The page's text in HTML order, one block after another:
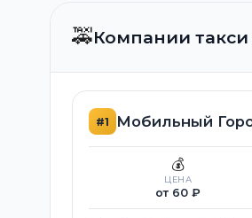
🚕Компании
#1 Мобильный
💰
ЦЕНА
от 60 ₽